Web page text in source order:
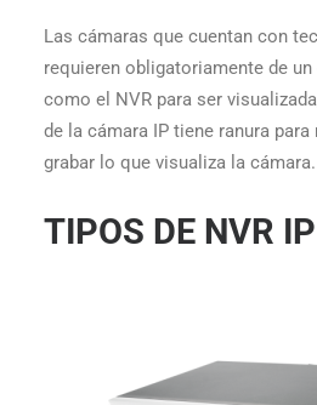
Las cámaras que cuentan con
requieren obligatoriamente de
como el NVR para ser
de la cámara IP tiene ranura
grabar lo que visualiza la cámara.
TIPOS DE NVR IP